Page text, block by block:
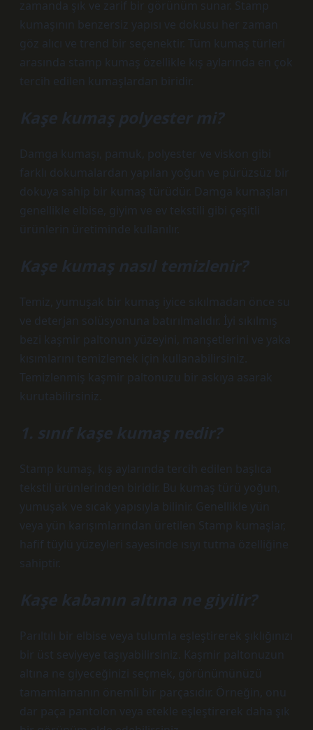
zamanda şık ve zarif bir görünüm sunar. Stamp
kumaşının benzersiz yapısı ve dokusu her zaman
göz alıcı ve trend bir seçenektir. Tüm kumaş türleri
arasında stamp kumaş özellikle kış aylarında en çok
tercih edilen kumaşlardan biridir.
Kaşe kumaş polyester mi?
Damga kumaşı, pamuk, polyester ve viskon gibi
farklı dokumalardan yapılan yoğun ve pürüzsüz bir
dokuya sahip bir kumaş türüdür. Damga kumaşları
genellikle elbise, giyim ve ev tekstili gibi çeşitli
ürünlerin üretiminde kullanılır.
Kaşe kumaş nasıl temizlenir?
Temiz, yumuşak bir kumaş iyice sıkılmadan önce su
ve deterjan solüsyonuna batırılmalıdır. İyi sıkılmış
bezi kaşmir paltonun yüzeyini, manşetlerini ve yaka
kısımlarını temizlemek için kullanabilirsiniz.
Temizlenmiş kaşmir paltonuzu bir askıya asarak
kurutabilirsiniz.
1. sınıf kaşe kumaş nedir?
Stamp kumaş, kış aylarında tercih edilen başlıca
tekstil ürünlerinden biridir. Bu kumaş türü yoğun,
yumuşak ve sıcak yapısıyla bilinir. Genellikle yün
veya yün karışımlarından üretilen Stamp kumaşlar,
hafif tüylü yüzeyleri sayesinde ısıyı tutma özelliğine
sahiptir.
Kaşe kabanın altına ne giyilir?
Parıltılı bir elbise veya tulumla eşleştirerek şıklığınızı
bir üst seviyeye taşıyabilirsiniz. Kaşmir paltonuzun
altına ne giyeceğinizi seçmek, görünümünüzü
tamamlamanın önemli bir parçasıdır. Örneğin, onu
dar paça pantolon veya etekle eşleştirerek daha şık